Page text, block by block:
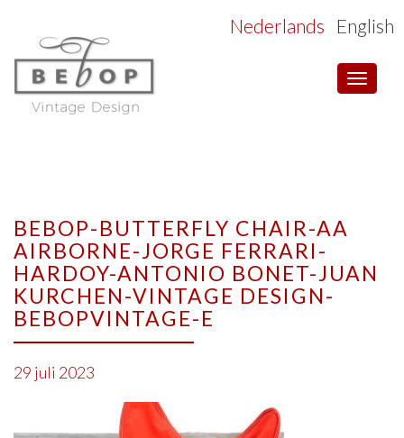
Toggle
Nederlands English
BEBOP-BUTTERFLY CHAIR-AA
AIRBORNE-JORGE FERRARI-
HARDOY-ANTONIO BONET-JUAN
KURCHEN-VINTAGE DESIGN-
BEBOPVINTAGE-E
29 juli 2023